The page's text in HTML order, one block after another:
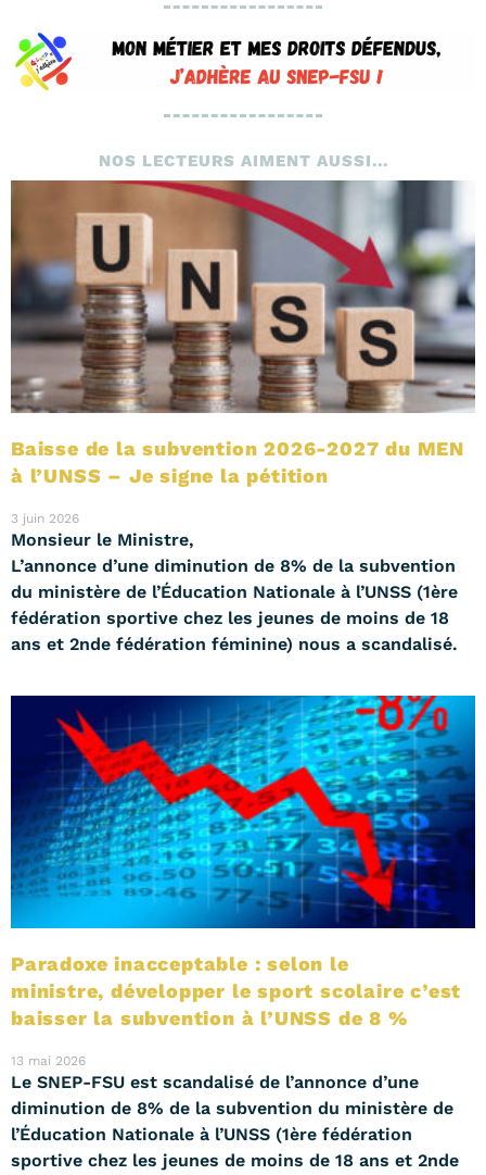
NOS LECTEURS AIMENT AUSSI...
Baisse de la subvention 2026-2027 du MEN
à l’UNSS – Je signe la pétition
3 juin 2026
Monsieur le Ministre,
L’annonce d’une diminution de 8% de la subvention
du ministère de l’Éducation Nationale à l’UNSS (1ère
fédération sportive chez les jeunes de moins de 18
ans et 2nde fédération féminine) nous a scandalisé.
Paradoxe inacceptable : selon le
ministre, développer le sport scolaire c’est
baisser la subvention à l’UNSS de 8 %
13 mai 2026
Le SNEP-FSU est scandalisé de l’annonce d’une
diminution de 8% de la subvention du ministère de
l’Éducation Nationale à l’UNSS (1ère fédération
sportive chez les jeunes de moins de 18 ans et 2nde